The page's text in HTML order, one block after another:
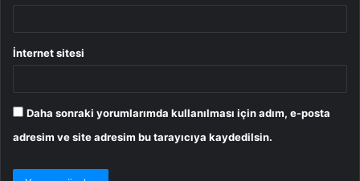
İnternet sitesi
Daha sonraki yorumlarımda kullanılması için adım, e-posta
adresim ve site adresim bu tarayıcıya kaydedilsin.